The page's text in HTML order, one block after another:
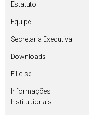
Estatuto
Equipe
Secretaria Executiva
Downloads
Filie-se
Informações
Institucionais